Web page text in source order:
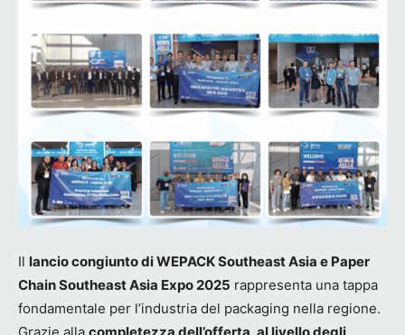
Il lancio congiunto di WEPACK Southeast Asia e Paper
Chain Southeast Asia Expo 2025 rappresenta una tappa
fondamentale per l’industria del packaging nella regione.